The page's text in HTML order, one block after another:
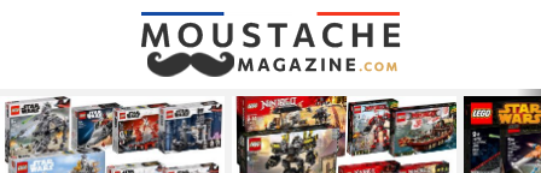
LATEST
STORIES